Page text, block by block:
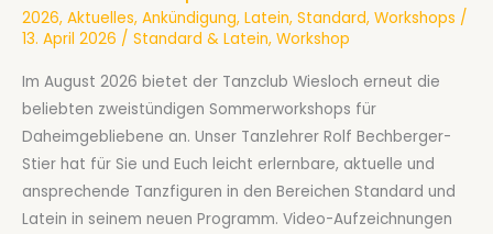
2026, Aktuelles, Ankündigung, Latein, Standard, Workshops /
13. April 2026 / Standard & Latein, Workshop
Im August 2026 bietet der Tanzclub Wiesloch erneut die
beliebten zweistündigen Sommerworkshops für
Daheimgebliebene an. Unser Tanzlehrer Rolf Bechberger-
Stier hat für Sie und Euch leicht erlernbare, aktuelle und
ansprechende Tanzfiguren in den Bereichen Standard und
Latein in seinem neuen Programm. Video-Aufzeichnungen